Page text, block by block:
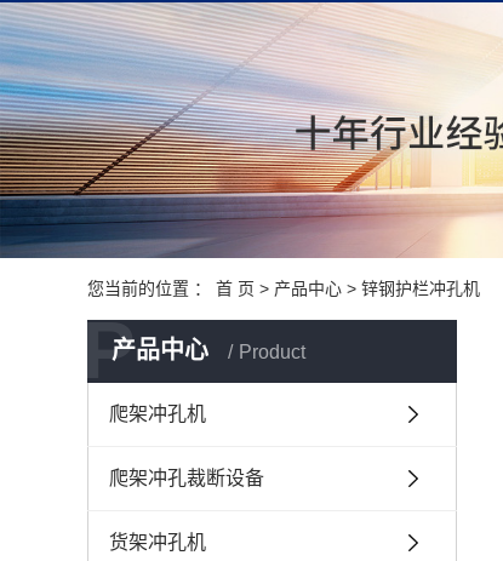
您当前的位置 ： 首 页 > 产品中心 > 锌钢护栏冲孔机
产品中心 Product
P
爬架冲孔机
爬架冲孔裁断设备
货架冲孔机